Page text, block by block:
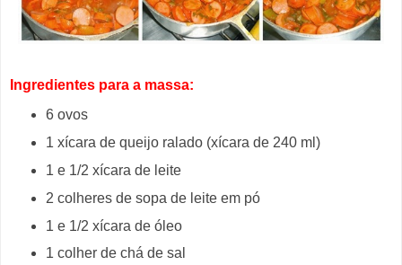
Ingredientes para a massa:
6 ovos
1 xícara de queijo ralado (xícara de 240 ml)
1 e 1/2 xícara de leite
2 colheres de sopa de leite em pó
1 e 1/2 xícara de óleo
1 colher de chá de sal